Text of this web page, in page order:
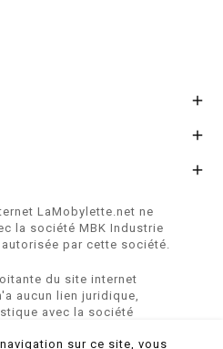



LaMobylette.net ne
la société MBK Industrie
par cette société.
du site internet
aucun lien juridique,
avec la société
SOLEXINE et E-
sur ce site, vous